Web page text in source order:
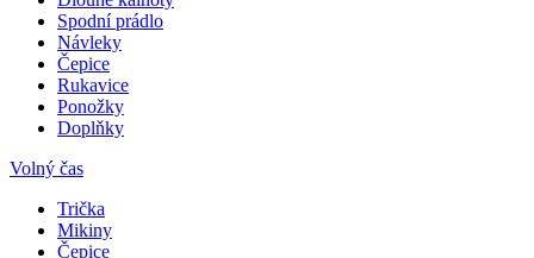
Spodní prádlo
Návleky
Čepice
Rukavice
Ponožky
Doplňky
Volný čas
Trička
Mikiny
Čepice